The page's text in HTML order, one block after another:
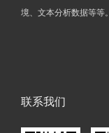
境、文本分析数据等等。
联系我们